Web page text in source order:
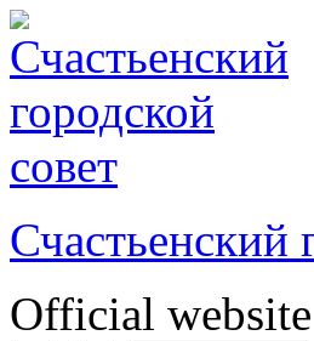
Счастьенский
Official website